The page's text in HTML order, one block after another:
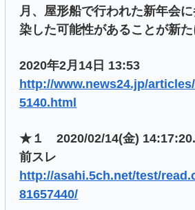
月、屋形船で行われた新年会
染した可能性があることが新た
2020年2月14日 13:53
http://www.news24.jp/
5140.html
★１ 2020/02/14(金)
前スレ
http://asahi.5ch.net/test/
81657440/